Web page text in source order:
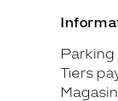
Parking
Tiers